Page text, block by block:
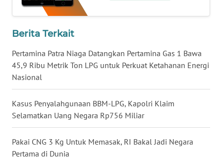
Berita Terkait
Pertamina Patra Niaga Datangkan Pertamina Gas 1 Bawa
45,9 Ribu Metrik Ton LPG untuk Perkuat Ketahanan Energi
Nasional
Kasus Penyalahgunaan BBM-LPG, Kapolri Klaim
Selamatkan Uang Negara Rp756 Miliar
Pakai CNG 3 Kg Untuk Memasak, RI Bakal Jadi Negara
Pertama di Dunia
WN
SULSEL
WN
GORONTALO
WN
SULUT
WN
MALUKU